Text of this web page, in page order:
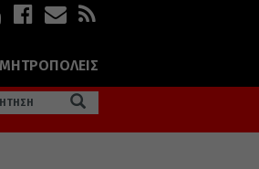
ΜΗΤΡΟΠΟΛΕΙΣ